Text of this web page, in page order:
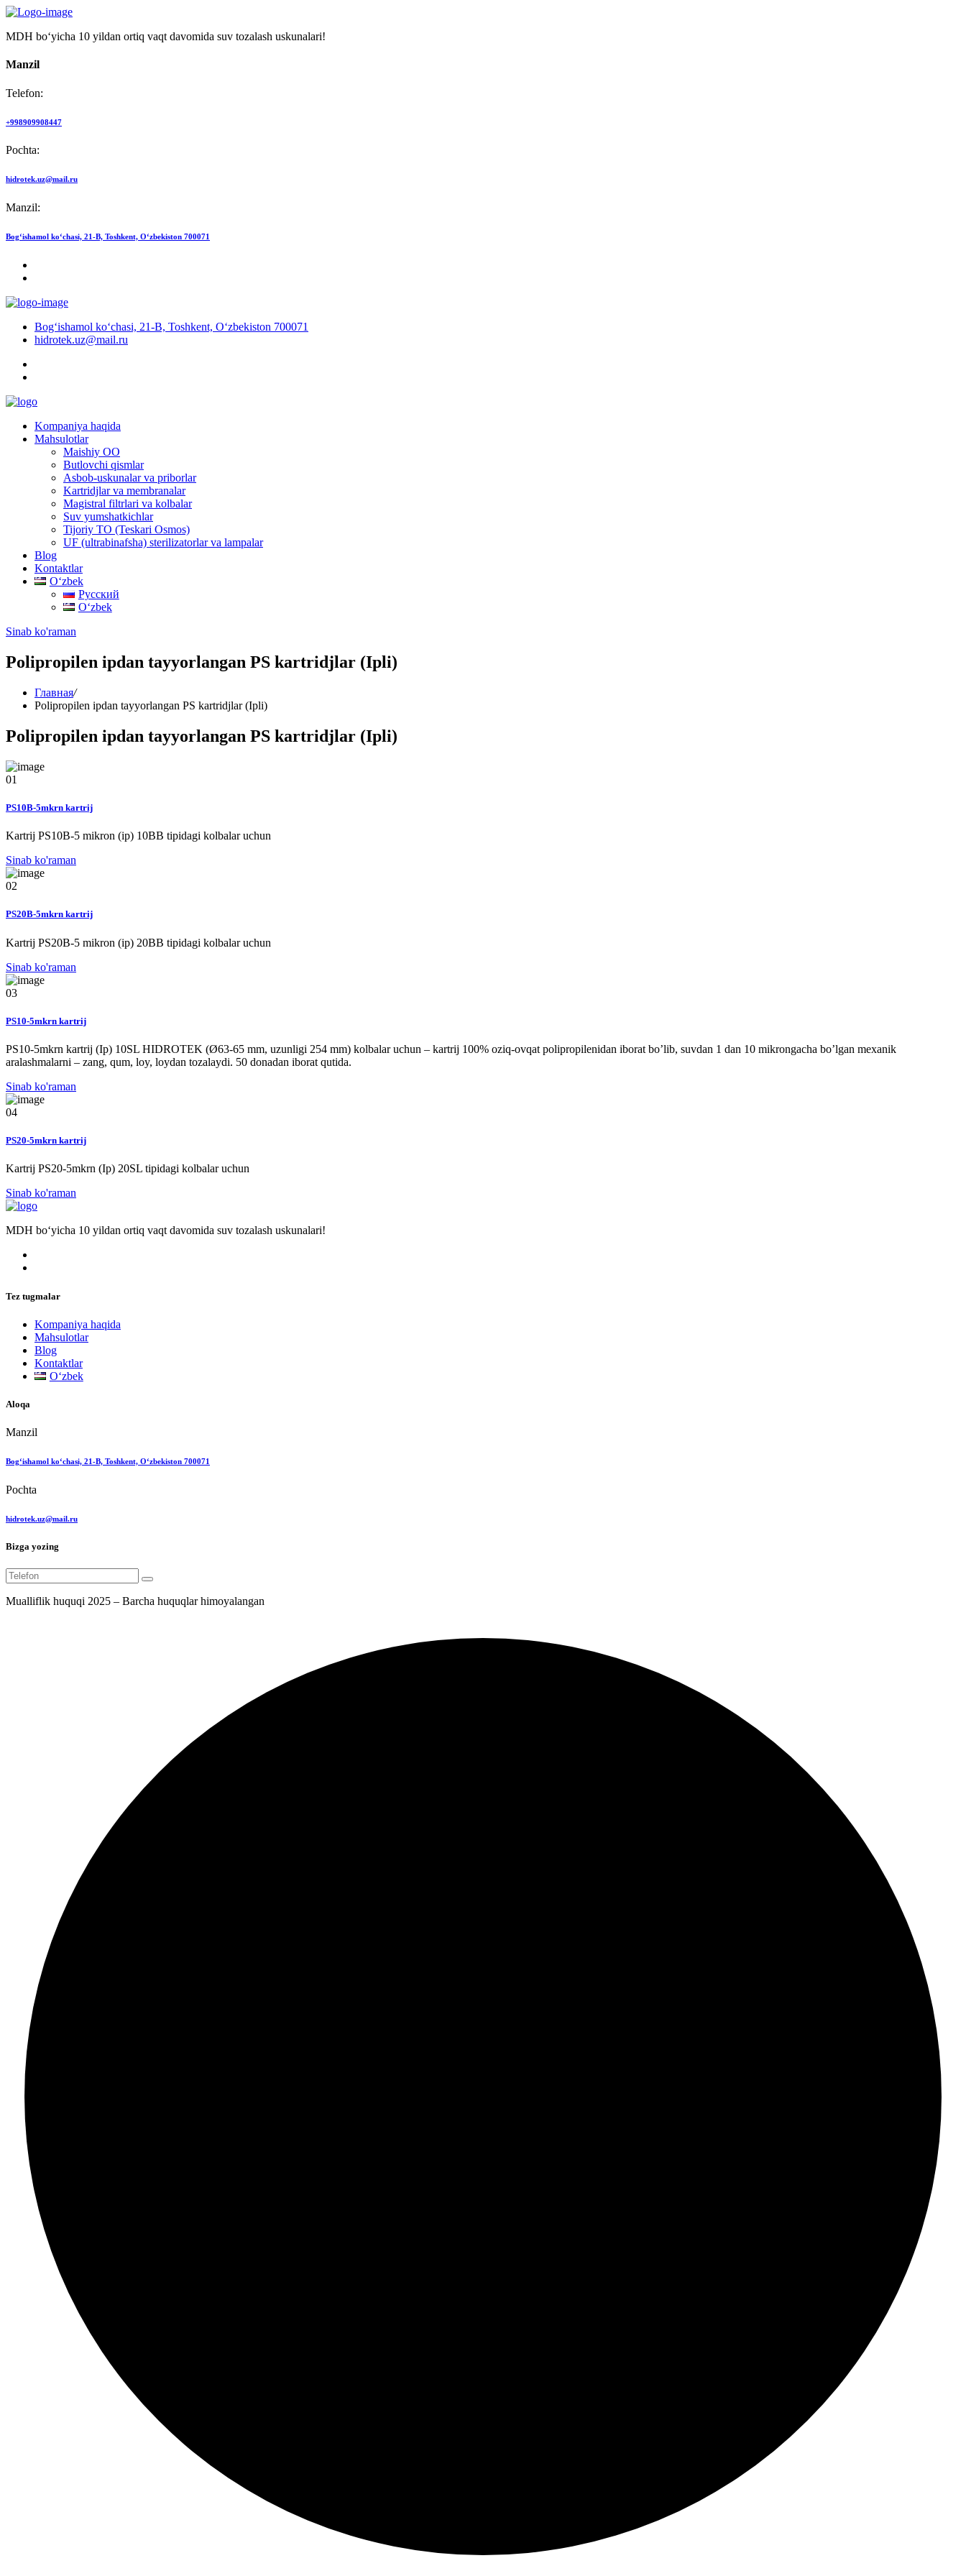
MDH bo‘yicha 10 yildan ortiq vaqt davomida suv tozalash uskunalari!
Manzil
Telefon:
+998909908447
Pochta:
hidrotek.uz@mail.ru
Manzil:
Bog‘ishamol ko‘chasi, 21-B, Toshkent, O‘zbekiston 700071
Bog‘ishamol ko‘chasi, 21-B, Toshkent, O‘zbekiston 700071
hidrotek.uz@mail.ru
Kompaniya haqida
Mahsulotlar
Maishiy OO
Butlovchi qismlar
Asbob-uskunalar va priborlar
Kartridjlar va membranalar
Magistral filtrlari va kolbalar
Suv yumshatkichlar
Tijoriy TO (Teskari Osmos)
UF (ultrabinafsha) sterilizatorlar va lampalar
Blog
Kontaktlar
Oʻzbek
Русский
Oʻzbek
Sinab ko'raman
Polipropilen ipdan tayyorlangan PS kartridjlar (Ipli)
Главная/
Polipropilen ipdan tayyorlangan PS kartridjlar (Ipli)
Polipropilen ipdan tayyorlangan PS kartridjlar (Ipli)
01
PS10B-5mkrn kartrij
Kartrij PS10B-5 mikron (ip) 10BB tipidagi kolbalar uchun
Sinab ko'raman
02
PS20B-5mkrn kartrij
Kartrij PS20B-5 mikron (ip) 20BB tipidagi kolbalar uchun
Sinab ko'raman
03
PS10-5mkrn kartrij
PS10-5mkrn kartrij (Ip) 10SL HIDROTEK (Ø63-65 mm, uzunligi 254 mm) kolbalar uchun – kartrij 100% oziq-ovqat polipropilenidan iborat bo’lib, suvdan 1 dan 10 mikrongacha bo’lgan mexanik
aralashmalarni – zang, qum, loy, loydan tozalaydi. 50 donadan iborat qutida.
Sinab ko'raman
04
PS20-5mkrn kartrij
Kartrij PS20-5mkrn (Ip) 20SL tipidagi kolbalar uchun
Sinab ko'raman
MDH bo‘yicha 10 yildan ortiq vaqt davomida suv tozalash uskunalari!
Tez tugmalar
Kompaniya haqida
Mahsulotlar
Blog
Kontaktlar
Oʻzbek
Aloqa
Manzil
Bog‘ishamol ko‘chasi, 21-B, Toshkent, O‘zbekiston 700071
Pochta
hidrotek.uz@mail.ru
Bizga yozing
Mualliflik huquqi 2025 – Barcha huquqlar himoyalangan